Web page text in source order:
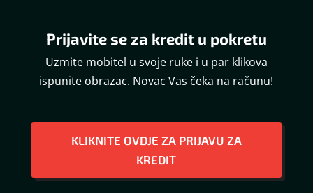
Prijavite se za kredit u pokretu
Uzmite mobitel u svoje ruke i u par klikova
ispunite obrazac. Novac Vas čeka na računu!
KLIKNITE OVDJE ZA PRIJAVU ZA
KREDIT